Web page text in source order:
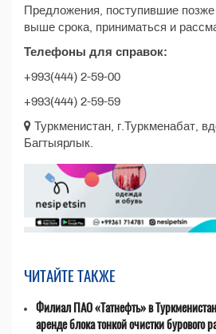
Предложения, поступившие позже
выше срока, приниматься и
Телефоны для справок:
+993(444) 2-59-00
+993(444) 2-59-59
Туркменистан, г.Туркменабат,
Багтыярлык.
ЧИТАЙТЕ ТАКЖЕ
Филиал ПАО «Татнефть» в
аренде блока тонкой очистки бурового